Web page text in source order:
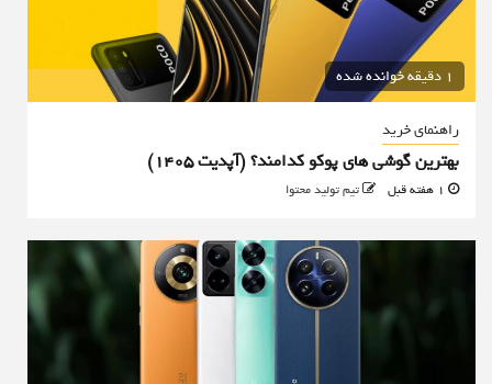
1 دقیقه خوانده شده
راهنمای خرید
بهترین گوشی های پوکو کدامند؟ (آپدیت ۱۴۰۵)
تیم تولید محتوا